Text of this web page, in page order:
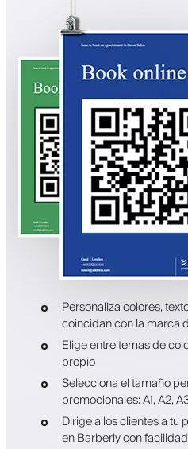
Personaliza colores,
coincidan con la marca
Elige entre temas de
propio
Selecciona el tamaño
promocionales: A1, A2,
Dirige a los clientes a tu
en Barberly con facilidad